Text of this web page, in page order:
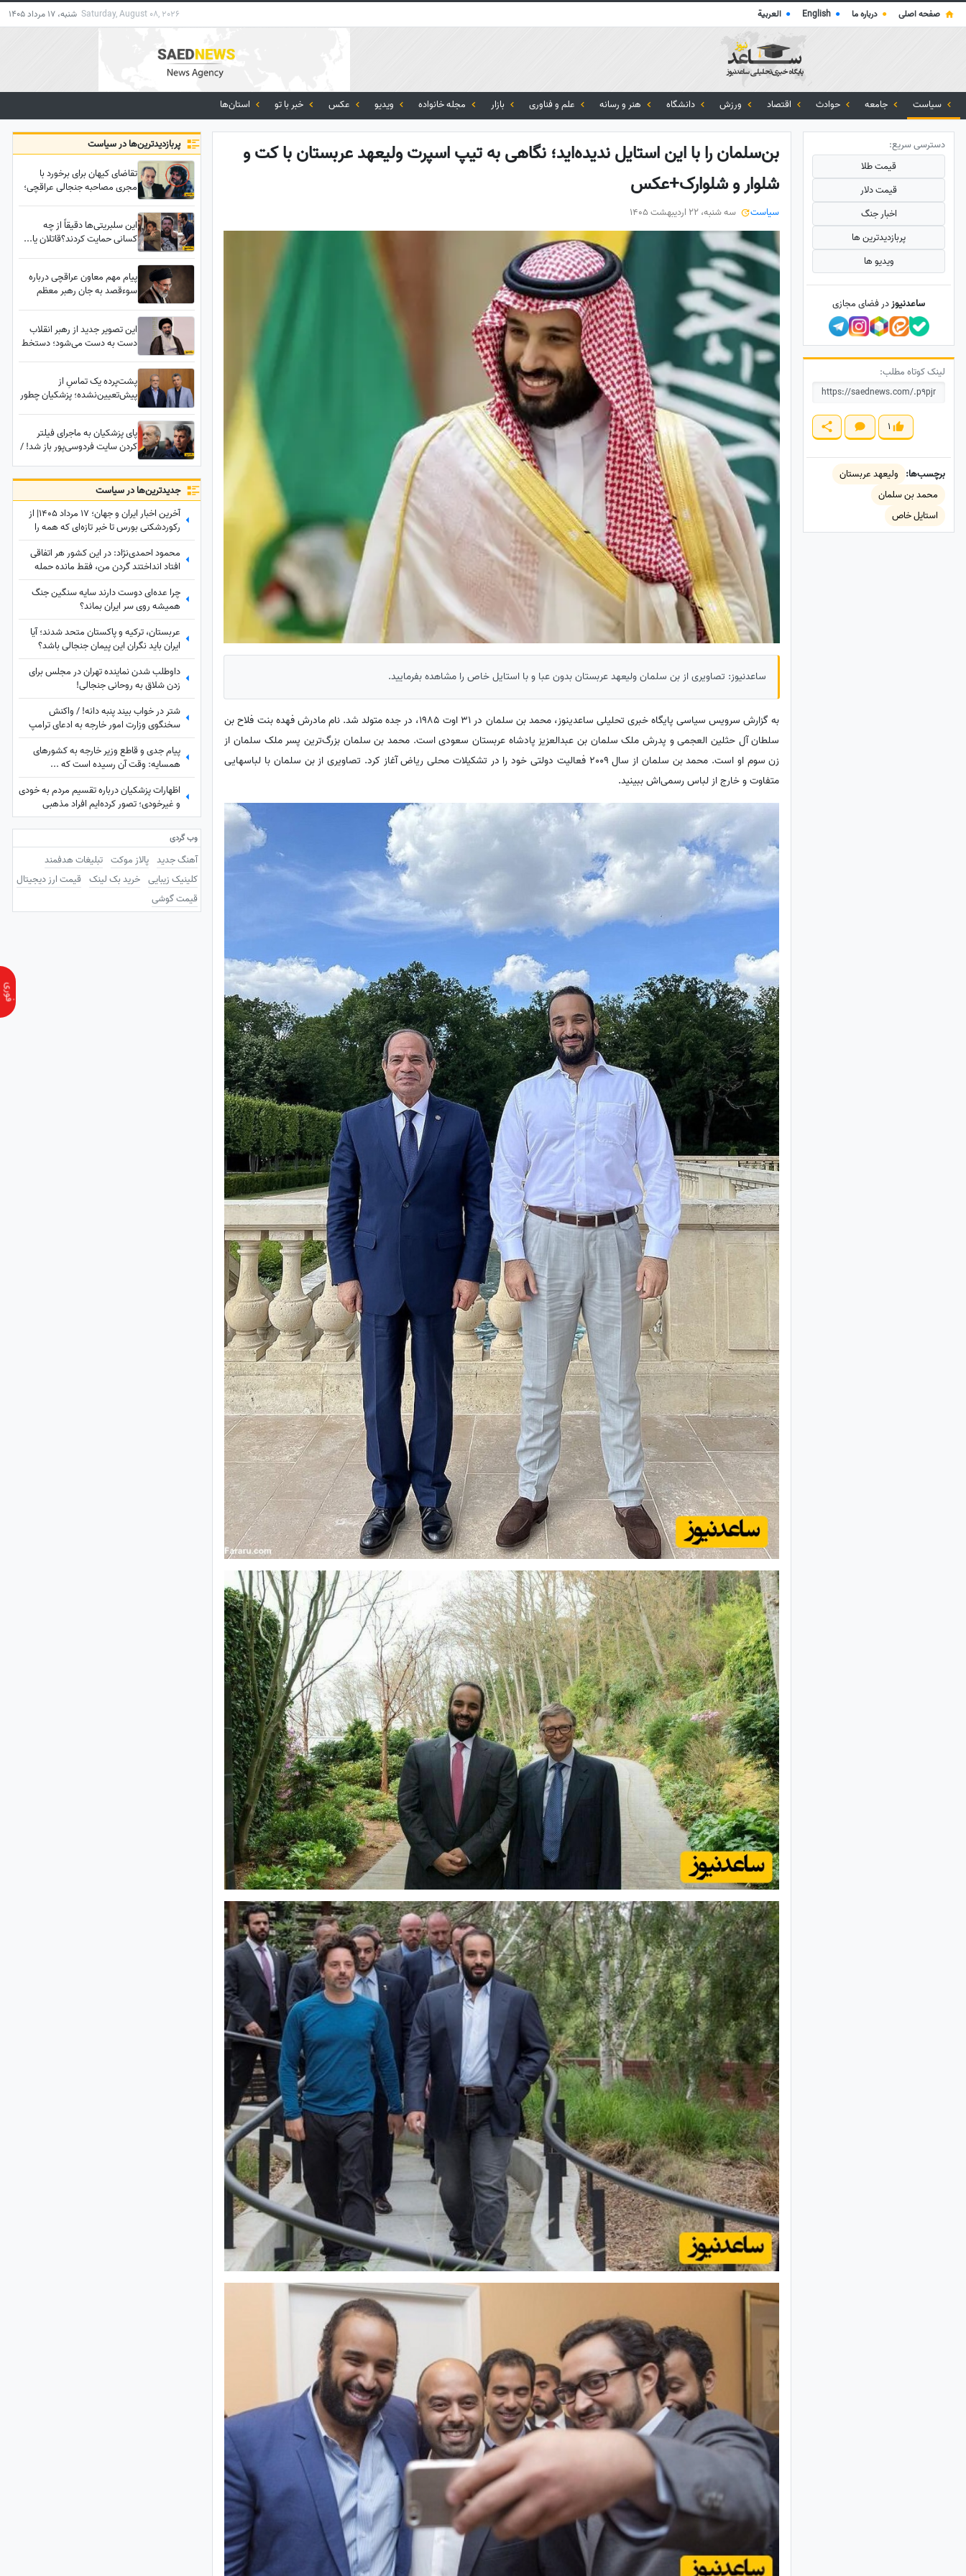
صفحه اصلی ● درباره ما ●
English
● العربية Saturday, August 08, 2026 شنبه، 17 مرداد 1405
سیاست جامعه حوادث اقتصاد ورزش دانشگاه هنر و رسانه علم و فناوری بازار مجله خانواده ویدیو عکس خبر با تو استان‌ها
بن‌سلمان را با این استایل ندیده‌اید؛ نگاهی به تیپ اسپرت ولیعهد عربستان با کت و
شلوار و شلوارک+عکس
سیاست سه شنبه، 22 اردیبهشت 1405
ساعدنیوز: تصاویری از بن سلمان ولیعهد عربستان بدون عبا و با استایل خاص را مشاهده بفرمایید.
به گزارش سرویس سیاسی پایگاه خبری تحلیلی ساعدینوز، محمد بن سلمان در 31 اوت 1985، در جده متولد شد. نام مادرش فهده بنت فلاح بن
سلطان آل حثلین العجمی و پدرش ملک سلمان بن عبدالعزیز پادشاه عربستان سعودی است. محمد بن سلمان بزرگ‌ترین پسر ملک سلمان از
زن سوم او است. محمد بن سلمان از سال 2009 فعالیت دولتی خود را در تشکیلات محلی ریاض آغاز کرد. تصاویری از بن سلمان با لباسهایی
متفاوت و خارج از لباس رسمی‌اش ببینید.
پربازدید‌ترین‌ها در سیاست
تقاضای کیهان برای برخورد با
مجری مصاحبه جنجالی عراقچی؛
این سلبریتی‌ها دقیقاً از چه
کسانی حمایت کردند؟قاتلان یا...
پیام مهم معاون عراقچی درباره
سوءقصد به جان رهبر معظم
این تصویر جدید از رهبر انقلاب
دست به دست ‌می‌شود؛ دستخط
درباره کشور نتانیاهو!
پشت‌پرده یک تماسِ از
پیش‌تعیین‌نشده؛ پزشکیان چطور
پای پزشکیان به ماجرای فیلتر
کردن سایت فردوسی‌پور باز شد! /
پرونده عادل
جدید‌ترین‌ها در سیاست
آخرین اخبار ایران و جهان؛ 17 مرداد 1405| از
رکوردشکنی بورس تا خبر تازه‌ای که همه را
غافلگیر کرد
محمود احمدی‌نژاد: در این کشور هر اتفاقی
افتاد انداختند گردن من، فقط مانده حمله
مغول!
چرا عده‌ای دوست دارند سایه سنگین جنگ
همیشه روی سر ایران بماند؟
عربستان، ترکیه و پاکستان متحد شدند؛ آیا
ایران باید نگران این پیمان جنجالی باشد؟
داوطلب شدن نماینده تهران در مجلس برای
زدن شلاق به روحانی جنجالی!
شتر در خواب بیند پنبه دانه! / واکنش
سخنگوی وزارت امور خارجه به ادعای ترامپ
درباره ایران
پیام جدی و قاطع وزیر خارجه به کشورهای
همسایه: وقت آن رسیده است که ...
اظهارات پزشکیان درباره تقسیم مردم به خودی
و غیرخودی؛ تصور کرده‌ایم افراد مذهبی
«خودی» هستند و ...
وب گردی
آهنگ جدید پالاز موکت تبلیغات هدفمند
کلینیک زیبایی خرید بک لینک قیمت ارز دیجیتال
قیمت گوشی
دسترسی سریع:
قیمت طلا
قیمت دلار
اخبار جنگ
پربازدید‌ترین ها
ویدیو ها
ساعدنیوزدر فضای مجازی
لینک کوتاه مطلب:
1
برچسب‌ها: ولیعهد عربستان
محمد بن سلمان
استایل خاص